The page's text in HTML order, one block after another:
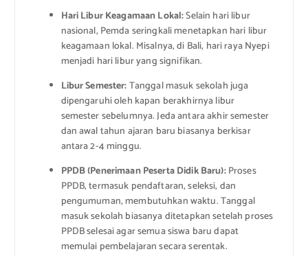
Hari Libur Keagamaan Lokal:Selain hari libur
nasional, Pemda seringkali menetapkan hari libur
keagamaan lokal. Misalnya, di Bali, hari raya Nyepi
menjadi hari libur yang signifikan.
Libur Semester:Tanggal masuk sekolah juga
dipengaruhi oleh kapan berakhirnya libur
semester sebelumnya. Jeda antara akhir semester
dan awal tahun ajaran baru biasanya berkisar
antara 2-4 minggu.
PPDB (Penerimaan Peserta Didik Baru):Proses
PPDB, termasuk pendaftaran, seleksi, dan
pengumuman, membutuhkan waktu. Tanggal
masuk sekolah biasanya ditetapkan setelah proses
PPDB selesai agar semua siswa baru dapat
memulai pembelajaran secara serentak.